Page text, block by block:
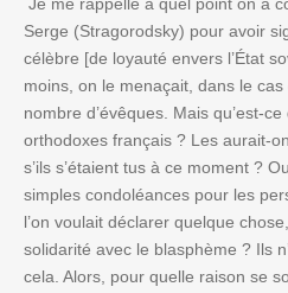
Serge (Stragorodsky) pour avoir
célèbre [de loyauté envers l’État
moins, on le menaçait, dans le
nombre d’évêques. Mais qu’est-
orthodoxes français ? Les aurait-
s’ils s’étaient tus à ce moment ?
simples condoléances pour les
l’on voulait déclarer quelque
solidarité avec le blasphème ? Ils
cela. Alors, pour quelle raison se